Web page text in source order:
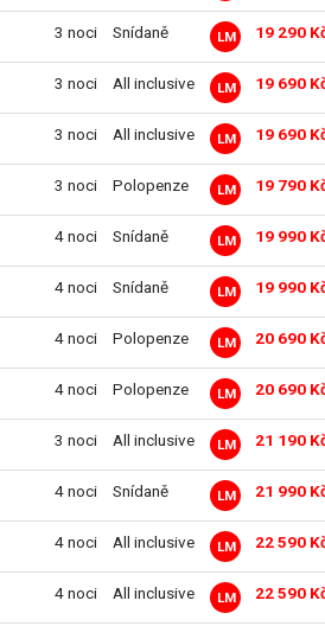
3 noci Snídaně LM 19 290
3 noci All inclusive LM 19 690
3 noci All inclusive LM 19 690
3 noci Polopenze LM 19 790
4 noci Snídaně LM 19 990
4 noci Snídaně LM 19 990
4 noci Polopenze LM 20 690
4 noci Polopenze LM 20 690
3 noci All inclusive LM 21 190
4 noci Snídaně LM 21 990
4 noci All inclusive LM 22 590
4 noci All inclusive LM 22 590